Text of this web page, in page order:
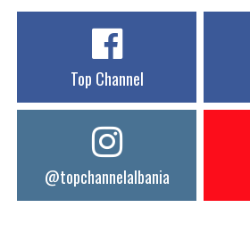
Top Channel
@topchannelalbania